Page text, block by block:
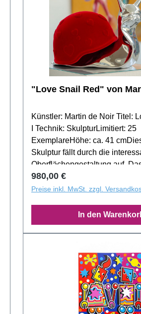
Einrahmungsservice Passend
Kunstwerk bieten wir
Rahmenlösungen, die „Love
Geltung bringen. Wähle aus
Materialien und Stilrichtungen.
uns – wir beraten dich gern zu
individuellen Rahmung.
"Love Snail Red" von
Künstler: Martin de Noir Titel: Love Snail Red
I Technik: SkulpturLimitiert: 25
ExemplareHöhe: ca. 41
Skulptur fällt durch die
Oberflächengestaltung auf.
verzierte Schneckenhaus weist
hochwertige Beflockung auf,
ähnliche Veredelung sehr
jeden Raum sofort verändert.
Regulärer Preis:
980,00 €
Preise inkl. MwSt. zzgl.
In den